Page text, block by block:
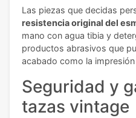
Las piezas que decidas
resistencia original del
mano con agua tibia y
productos abrasivos que
acabado como la
Seguridad y
tazas vintage